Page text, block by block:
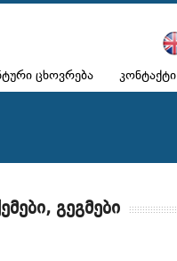
ცხოვრება კონტაქტი
გეგმები